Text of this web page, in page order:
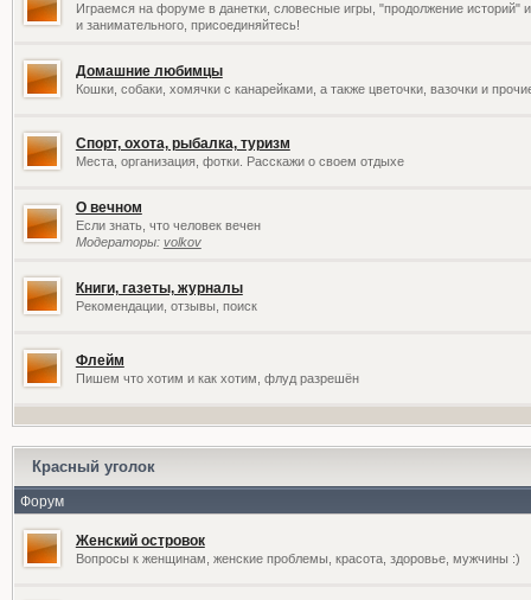
Играемся на форуме в данетки, словесные игры, "продолжение историй"
и занимательного, присоединяйтесь!
Домашние любимцы
Кошки, собаки, хомячки с канарейками, а также цветочки, вазочки и
Спорт, охота, рыбалка, туризм
Места, организация, фотки. Расскажи о своем отдыхе
О вечном
Если знать, что человек вечен
Модераторы: volkov
Книги, газеты, журналы
Рекомендации, отзывы, поиск
Флейм
Пишем что хотим и как хотим, флуд разрешён
Красный уголок
Форум
Женский островок
Вопросы к женщинам, женские проблемы, красота, здоровье, мужчины :)